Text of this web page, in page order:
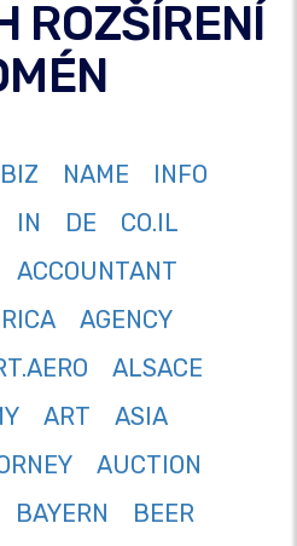
ROZŠÍRENÍ
BIZ NAME
INFO
IN DE
CO.IL
ACCOUNTANT
AGENCY
ALSACE
ART
ASIA
AUCTION
BAYERN
BEER